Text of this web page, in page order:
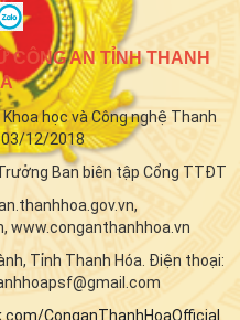
CÔNG AN TỈNH THANH
học và Công nghệ Thanh
03/12/2018
Ban biên tập Cổng TTĐT
www.conganthanhhoa.vn
Tỉnh Thanh Hóa. Điện thoại:
ConganThanhHoaOfficial